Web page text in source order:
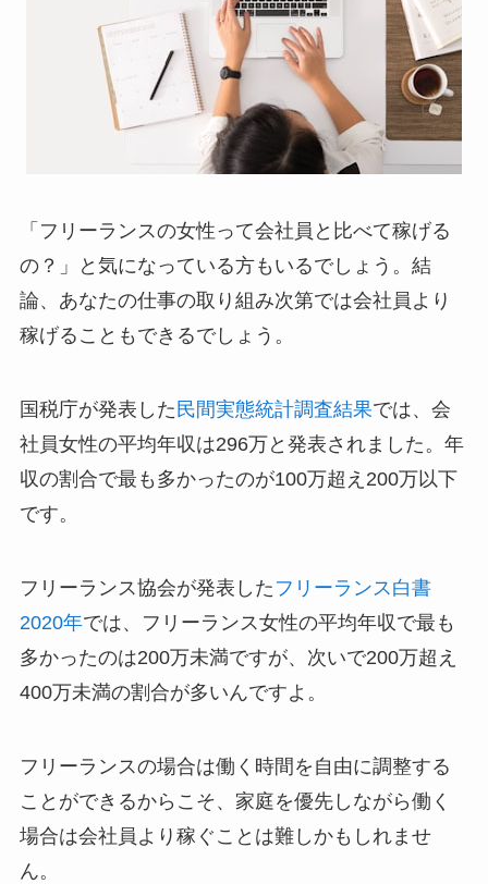
「フリーランスの女性って会社員と比べて稼げる
の？」と気になっている方もいるでしょう。結
論、あなたの仕事の取り組み次第では会社員より
稼げることもできるでしょう。
国税庁が発表した 民間実態統計調査結果では、会
社員女性の平均年収は296万と発表されました。年
収の割合で最も多かったのが100万超え200万以下
です。
フリーランス協会が発表した フリーランス白書
2020年では、フリーランス女性の平均年収で最も
多かったのは200万未満ですが、次いで200万超え
400万未満の割合が多いんですよ。
フリーランスの場合は働く時間を自由に調整する
ことができるからこそ、家庭を優先しながら働く
場合は会社員より稼ぐことは難しかもしれませ
ん。